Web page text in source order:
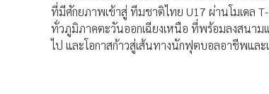
ที่มีศักยภาพเข้าสู่ ทีมชาติไทย U17 ผ่านโมเดล
ทั่วภูมิภาคตะวันออกเฉียงเหนือ ที่พร้อมลงสนาม
ไป และโอกาสก้าวสู่เส้นทางนักฟุตบอลอาชีพแล